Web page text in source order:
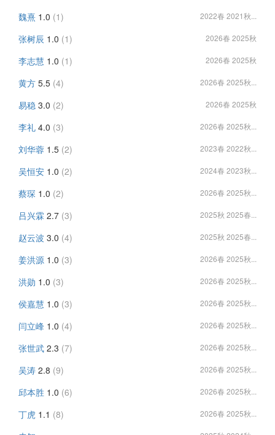
魏熹 1.0 (1) 2022春 2021秋...
张树辰 1.0 (1) 2026春 2025秋
李志慧 1.0 (1) 2026春 2025秋
黄方 5.5 (4) 2026春 2025秋...
易稳 3.0 (2) 2026春 2025秋
李礼 4.0 (3) 2026春 2025秋...
刘华蓉 1.5 (2) 2023春 2022秋...
吴恒安 1.0 (2) 2024春 2023秋...
蔡琛 1.0 (2) 2026春 2025秋...
吕兴霖 2.7 (3) 2025秋 2025春...
赵云波 3.0 (4) 2025秋 2025春...
姜洪源 1.0 (3) 2026春 2025秋...
洪勋 1.0 (3) 2026春 2025秋...
侯嘉慧 1.0 (3) 2026春 2025秋...
闫立峰 1.0 (4) 2026春 2025秋...
张世武 2.3 (7) 2026春 2025秋...
吴涛 2.8 (9) 2026春 2025秋...
邱本胜 1.0 (6) 2026春 2025秋...
丁虎 1.1 (8) 2026春 2025秋...